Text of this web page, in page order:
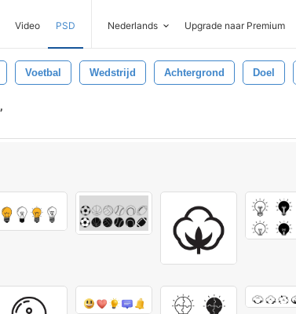
Video PSD Nederlands Upgrade naar Premium
Voetbal Wedstrijd Achtergrond Doel